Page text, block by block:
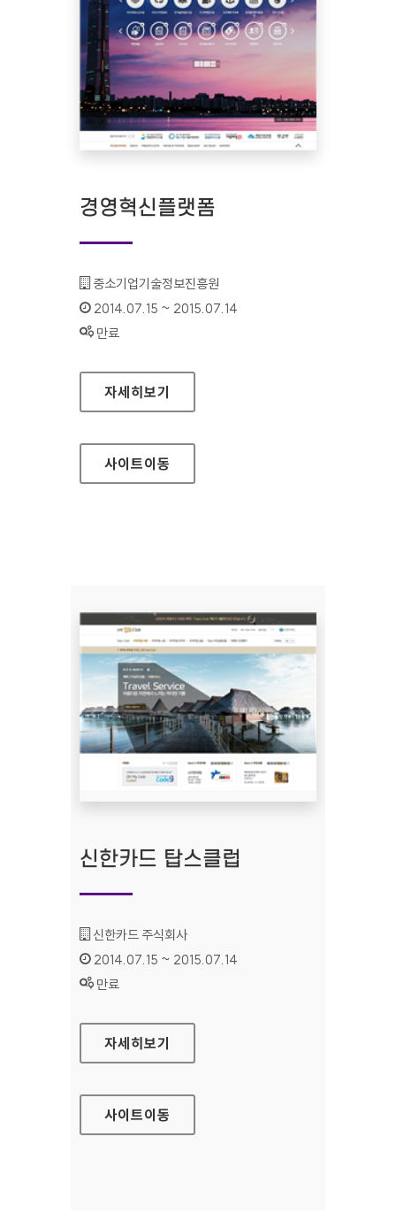
경영혁신플랫폼
기관명 :
중소기업기술정보진흥원
인증기간 :
2014.07.15 ~ 2015.07.14
상태 :
만료
경영혁신플랫폼
자세히보기
사이트이동
신한카드 탑스클럽
기관명 :
신한카드 주식회사
인증기간 :
2014.07.15 ~ 2015.07.14
상태 :
만료
신한카드 탑스클럽
자세히보기
사이트이동